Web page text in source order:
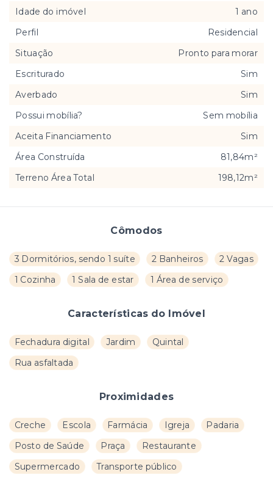
Cômodos
3 Dormitórios, sendo 1 suíte 2 Banheiros
2 Vagas
1 Cozinha
1 Sala de estar 1 Área de serviço
Características do Imóvel
Fechadura digital Jardim
Quintal
Rua asfaltada
Proximidades
Creche Escola Farmácia Igreja
Padaria
Posto de Saúde
Praça
Restaurante
Supermercado
Transporte público
Idade do imóvel
1 ano
Perfil
Residencial
Situação
Pronto para morar
Escriturado
Sim
Averbado
Sim
Possui mobília?
Sem mobília
Aceita Financiamento
Sim
Área Construída
81,84m²
Terreno Área Total
198,12m²